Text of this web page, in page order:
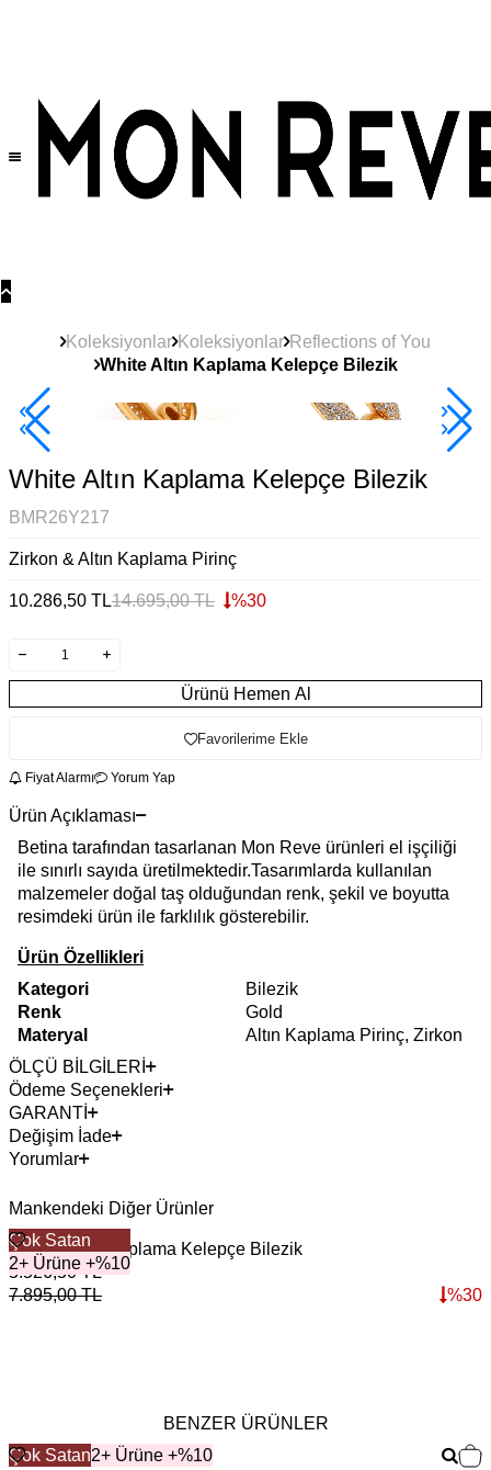
Koleksiyonlar Koleksiyonlar Reflections of You
White Altın Kaplama Kelepçe Bilezik
Yeni Ürün
White Altın Kaplama Kelepçe Bilezik
BMR26Y217
Zirkon & Altın Kaplama Pirinç
10.286,50 TL14.695,00TL %30
Ürünü Hemen Al
Favorilerime Ekle
Fiyat Alarmı Yorum Yap
Ürün Açıklaması
Betina tarafından tasarlanan Mon Reve ürünleri el işçiliği
ile sınırlı sayıda üretilmektedir.Tasarımlarda kullanılan
malzemeler doğal taş olduğundan renk, şekil ve boyutta
resimdeki ürün ile farklılık gösterebilir.
Ürün Özellikleri
Kategori
Bilezik
Renk
Gold
Materyal
Altın Kaplama Pirinç, Zirkon
ÖLÇÜ BİLGİLERİ
Ödeme Seçenekleri
GARANTİ
Değişim İade
Yorumlar
Mankendeki Diğer Ürünler
Çok Satan
2+ Ürüne +%10
Veloria Altın Kaplama Kelepçe Bilezik
5.526,50TL
7.895,00TL %30
BENZER ÜRÜNLER
Çok Satan2+ Ürüne +%10